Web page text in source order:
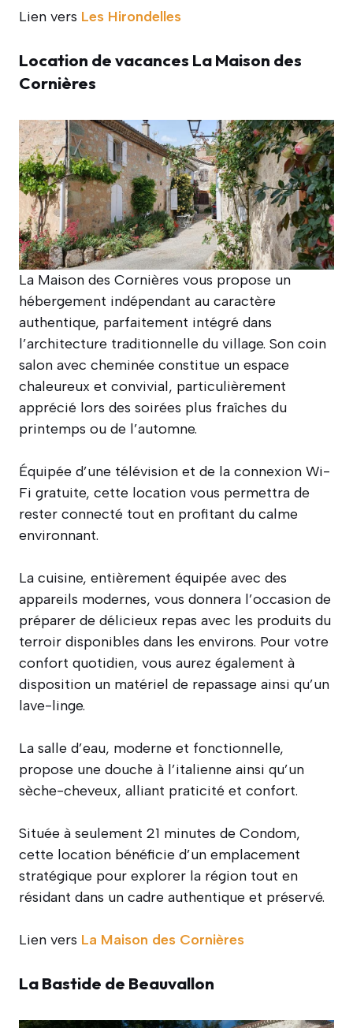
Lien vers Les Hirondelles
Location de vacances La Maison des
Cornières
La Maison des Cornières vous propose un
hébergement indépendant au caractère
authentique, parfaitement intégré dans
l’architecture traditionnelle du village. Son coin
salon avec cheminée constitue un espace
chaleureux et convivial, particulièrement
apprécié lors des soirées plus fraîches du
printemps ou de l’automne.
Équipée d’une télévision et de la connexion Wi-
Fi gratuite, cette location vous permettra de
rester connecté tout en profitant du calme
environnant.
La cuisine, entièrement équipée avec des
appareils modernes, vous donnera l’occasion de
préparer de délicieux repas avec les produits du
terroir disponibles dans les environs. Pour votre
confort quotidien, vous aurez également à
disposition un matériel de repassage ainsi qu’un
lave-linge.
La salle d’eau, moderne et fonctionnelle,
propose une douche à l’italienne ainsi qu’un
sèche-cheveux, alliant praticité et confort.
Située à seulement 21 minutes de Condom,
cette location bénéficie d’un emplacement
stratégique pour explorer la région tout en
résidant dans un cadre authentique et préservé.
Lien vers La Maison des Cornières
La Bastide de Beauvallon